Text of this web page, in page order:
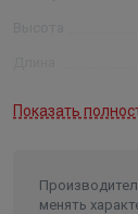
Показать
менять